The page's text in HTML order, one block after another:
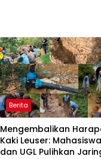
Berita
Mengembalikan
Kaki Leuser:
dan UGL Pulihkan